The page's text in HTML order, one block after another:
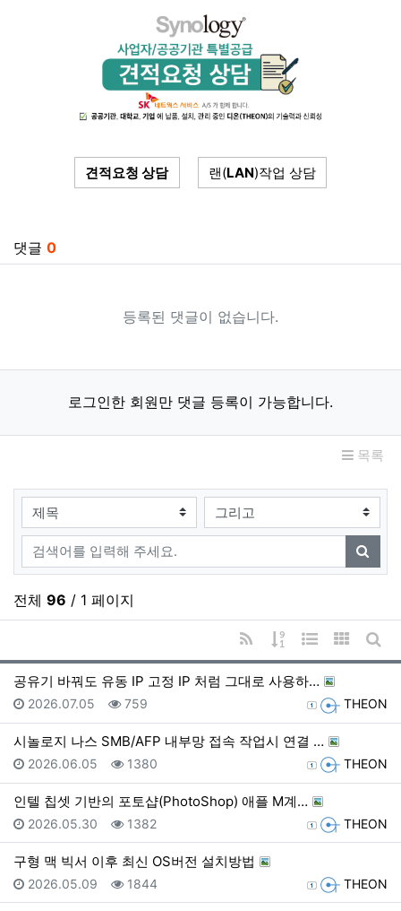
견적요청 상담 랜(LAN)작업 상담
댓글 0
등록된 댓글이 없습니다.
로그인한 회원만 댓글 등록이 가능합니다.
목록
검색대상
검색어
검색
전체 96 / 1 페이지
RSS
게시물 정렬
웹진 스타일
갤러리게
공유기 바꿔도 유동 IP 고정 IP 처럼 그대로 사용하…
등록자 THEON
등록일
2026.07.05 조회
759
시놀로지 나스 SMB/AFP 내부망 접속 작업시 연결 …
등록자 THEON
등록일
2026.06.05 조회
1380
인텔 칩셋 기반의 포토샵(PhotoShop) 애플 M계…
등록자 THEON
등록일
2026.05.30 조회
1382
구형 맥 빅서 이후 최신 OS버전 설치방법
등록자 THEON
등록일
2026.05.09 조회
1844